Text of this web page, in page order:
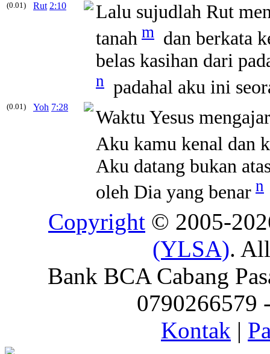
(0.01) Rut 2:10
Lalu sujudlah Rut
tanah m dan berkata
belas kasihan dari
n padahal aku ini
(0.01) Yoh 7:28
Waktu Yesus
Aku kamu kenal dan
Aku datang bukan
oleh Dia yang benar n
Copyright © 2005-
(YLSA).
Bank BCA Cabang
0790266579
Kontak |